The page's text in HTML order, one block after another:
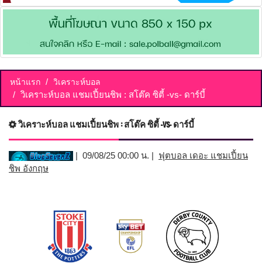
หน้าแรก วิเคราะห์บอล
วิเคราะห์บอล แชมเปี้ยนชิพ : สโต๊ค ซิตี้ -vs- ดาร์บี้
วิเคราะห์บอล แชมเปี้ยนชิพ : สโต๊ค ซิตี้ -vs- ดาร์บี้
| 09/08/25 00:00 น. | ฟุตบอล เดอะ แชมเปี้ยน
ชิพ อังกฤษ